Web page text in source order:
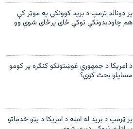
پر ډونالډ ټرمپ د بريد کوونکي په موټر کې
هم چاودېدونکي توکي ځای پرځای شوي وو
د امریکا د جمهوري غوښتونکو کنګره پر کومو
مسایلو بحث کوي؟
پر ټرمپ د بريد له امله د امريکا د پټو خدماتو